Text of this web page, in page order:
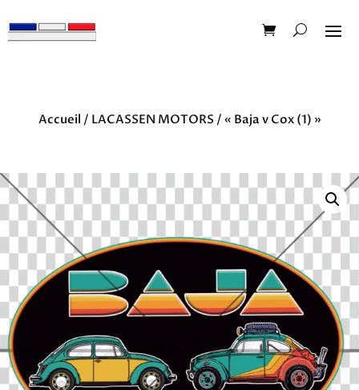
Accueil / LACASSEN MOTORS / « Baja v Cox (1) »